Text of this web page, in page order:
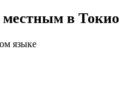
местным в Токио
языке